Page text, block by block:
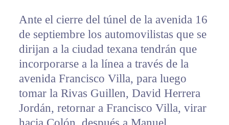
Ante el cierre del túnel de la avenida 16
de septiembre los automovilistas que se
dirijan a la ciudad texana tendrán que
incorporarse a la línea a través de la
avenida Francisco Villa, para luego
tomar la Rivas Guillen, David Herrera
Jordán, retornar a Francisco Villa, virar